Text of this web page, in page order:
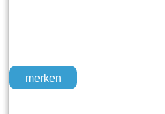
merken